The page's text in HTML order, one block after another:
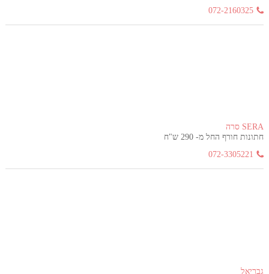
072-2160325
SERA סרה
חתונות חורף החל מ- 290 ש"ח
072-3305221
גבריאל